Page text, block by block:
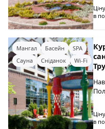
в
Мангал Басейн
SPA
Сауна
Сніданок Wi-Fi
в